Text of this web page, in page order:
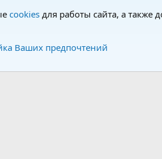
cookies для работы сайта, а также
Ваших предпочтений